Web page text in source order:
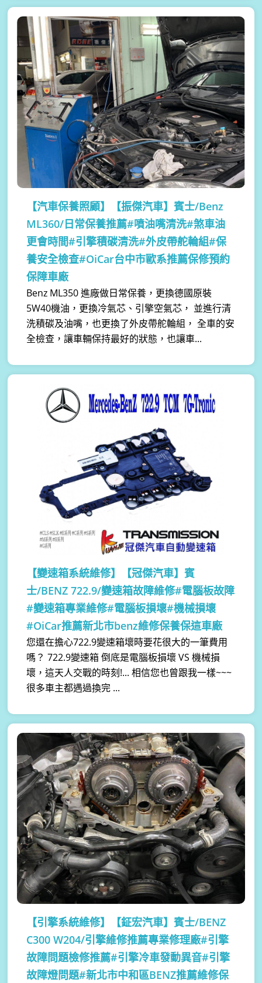
【汽車保養照顧】
【振傑汽車】賓士/Benz
ML360/日常保養推薦#噴油嘴清洗#煞車油
更會時間#引擎積碳清洗#外皮帶舵輪組#保
養安全檢查#OiCar台中市歐系推薦保修預約
保障車廠
Benz ML350 進廠做日常保養，更換德國原裝
5W40機油，更換冷氣芯、引擎空氣芯， 並進行清
洗積碳及油嘴，也更換了外皮帶舵輪組， 全車的安
全檢查，讓車輛保持最好的狀態，也讓車...
【變速箱系統維修】
【冠傑汽車】賓
士/BENZ 722.9/變速箱故障維修#電腦板故障
#變速箱專業維修#電腦板損壞#機械損壞
#OiCar推薦新北市benz維修保養保這車廠
您還在擔心722.9變速箱壞時要花很大的一筆費用
嗎？ 722.9變速箱 倒底是電腦板損壞 VS 機械損
壞，這天人交戰的時刻!... 相信您也曾跟我一樣~~~
很多車主都遇過換完 ...
【引擎系統維修】
【鉦宏汽車】賓士/BENZ
C300 W204/引擎維修推薦專業修理廠#引擎
故障問題檢修推薦#引擎冷車發動異音#引擎
故障燈問題#新北市中和區BENZ推薦維修保